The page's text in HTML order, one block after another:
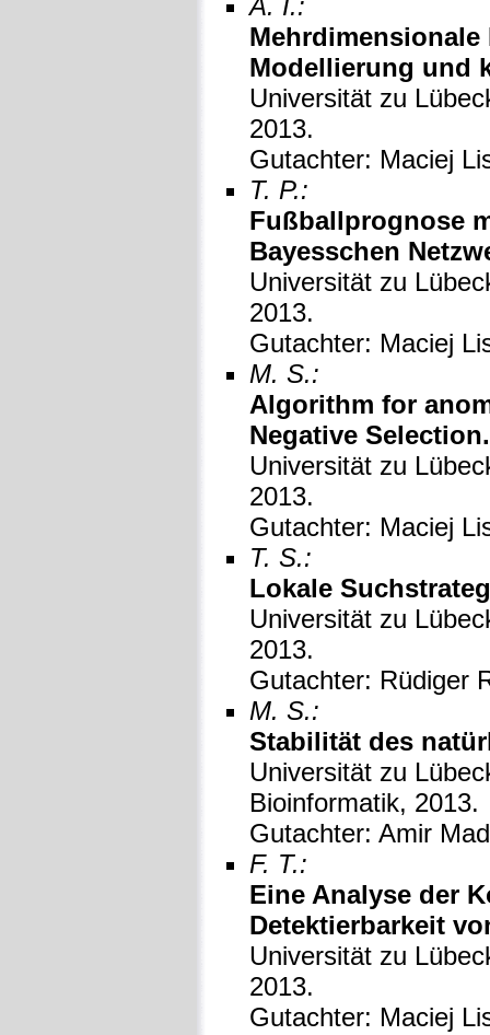
A. I.:
Modellierung und
Universität zu
2013.
Gutachter: Maciej
T. P.:
Fußballprognose
Bayesschen
Universität zu
2013.
Gutachter: Maciej
M. S.:
Algorithm for
Negative Selection.
Universität zu
2013.
Gutachter: Maciej
T. S.:
Lokale
Universität zu
2013.
Gutachter: Rüdiger
M. S.:
Stabilität des
Universität zu
Bioinformatik, 2013.
Gutachter: Amir
F. T.:
Eine Analyse der
Detektierbarkeit
Universität zu
2013.
Gutachter: Maciej